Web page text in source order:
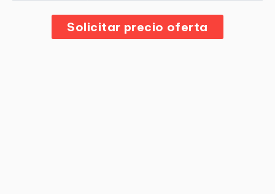
Solicitar precio oferta